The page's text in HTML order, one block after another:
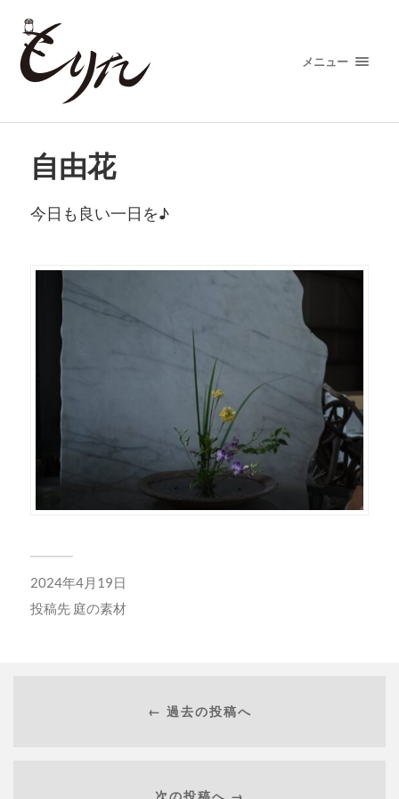
メニュー
自由花
今日も良い一日を♪
2024年4月19日
投稿先 庭の素材
← 過去の投稿へ
次の投稿へ →